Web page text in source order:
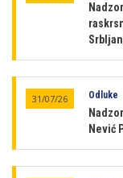
31/07/26 Odluke
Nević